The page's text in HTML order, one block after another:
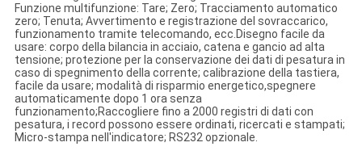
Funzione multifunzione: Tare; Zero; Tracciamento automatico
zero; Tenuta; Avvertimento e registrazione del sovraccarico,
funzionamento tramite telecomando, ecc.Disegno facile da
usare: corpo della bilancia in acciaio, catena e gancio ad alta
tensione; protezione per la conservazione dei dati di pesatura in
caso di spegnimento della corrente; calibrazione della tastiera,
facile da usare; modalità di risparmio energetico,spegnere
automaticamente dopo 1 ora senza
funzionamento;Raccogliere fino a 2000 registri di dati con
pesatura, i record possono essere ordinati, ricercati e stampati;
Micro-stampa nell'indicatore; RS232 opzionale.